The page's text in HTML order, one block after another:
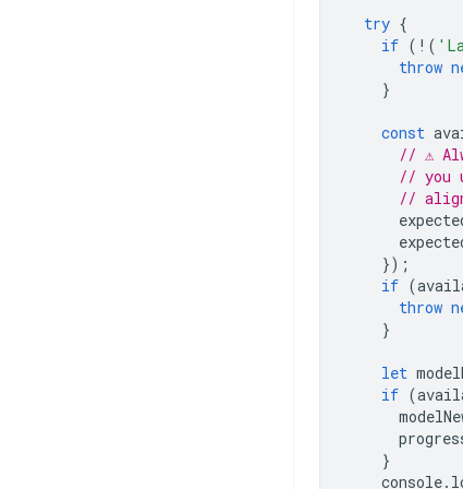
try {
if ( ! (
throw
}
const
// ⚠️
// you
//
});
if (
throw
}
let
if (
}
console.